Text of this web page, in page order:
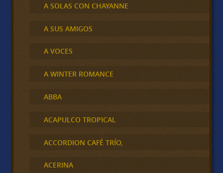
A SOLAS CON CHAYANNE
A SUS AMIGOS
A VOCES
A WINTER ROMANCE
ABBA
ACAPULCO TROPICAL
ACCORDION CAFÉ TRÍO,
ACERINA